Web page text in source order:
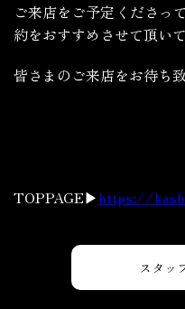
ご来店をご予定くださっ
約をおすすめさせて頂い
皆さまのご来店をお待ち
TOPPAGE▶https://
スタッ